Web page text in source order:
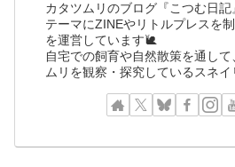
カタツムリのブログ『こつむ日
テーマにZINEやリトルプレスを
を運営しています🐌
自宅での飼育や自然散策を通し
ムリを観察・探究しているスネ